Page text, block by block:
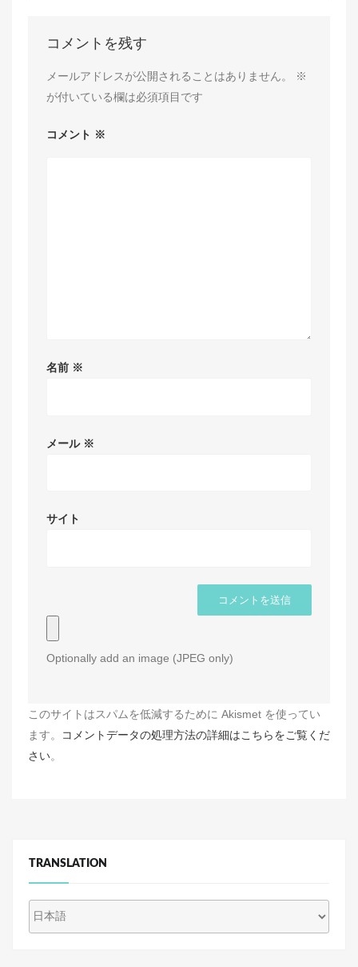
コメントを残す
メールアドレスが公開されることはありません。
※
が付いている欄は必須項目です
コメント ※
名前 ※
メール ※
サイト
Optionally add an image (JPEG only)
このサイトはスパムを低減するために Akismet を使ってい
ます。
コメントデータの処理方法の詳細はこちらをご覧くだ
さい。
TRANSLATION